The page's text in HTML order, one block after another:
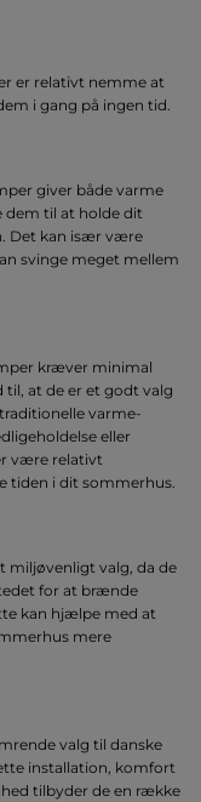
er relativt nemme at
i gang på ingen tid.
giver både varme
dem til at holde dit
Det kan især være
svinge meget mellem
kræver minimal
til, at de er et godt valg
varme-
eller
være relativt
tiden i dit sommerhus.
miljøvenligt valg, da de
for at brænde
kan hjælpe med at
mere
valg til danske
installation, komfort
tilbyder de en række